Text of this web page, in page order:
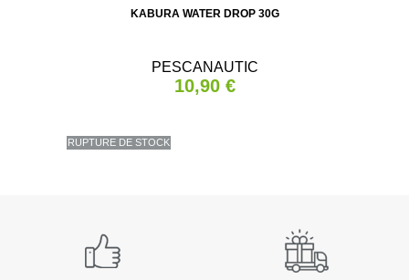
KABURA WATER DROP 30G
PESCANAUTIC
10,90 €
RUPTURE DE STOCK